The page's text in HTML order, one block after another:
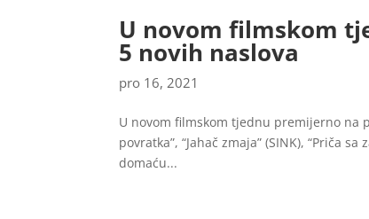
U novom filmskom
5 novih naslova
pro 16, 2021
U novom filmskom tjednu premijerno na
povratka”, “Jahač zmaja” (SINK), “Priča
domaću...